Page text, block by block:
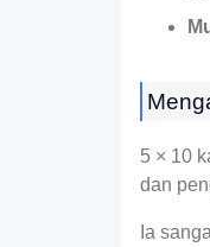
5 × 10
dan
Ia